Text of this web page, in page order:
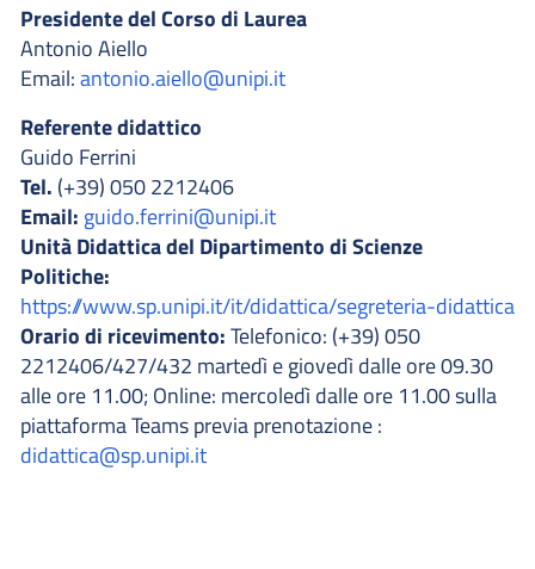
Presidente del Corso di Laurea
Antonio Aiello
Email:antonio.aiello@unipi.it
Referente didattico
Guido Ferrini
Tel. (+39) 050 2212406
Email: guido.ferrini@unipi.it
Unità Didattica del Dipartimento di Scienze
Politiche:
https://www.sp.unipi.it/it/didattica/segreteria-didattica
Orario di ricevimento:Telefonico: (+39) 050
2212406/427/432 martedì e giovedì dalle ore 09.30
alle ore 11.00; Online: mercoledì dalle ore 11.00 sulla
piattaforma Teams previa prenotazione :
didattica@sp.unipi.it